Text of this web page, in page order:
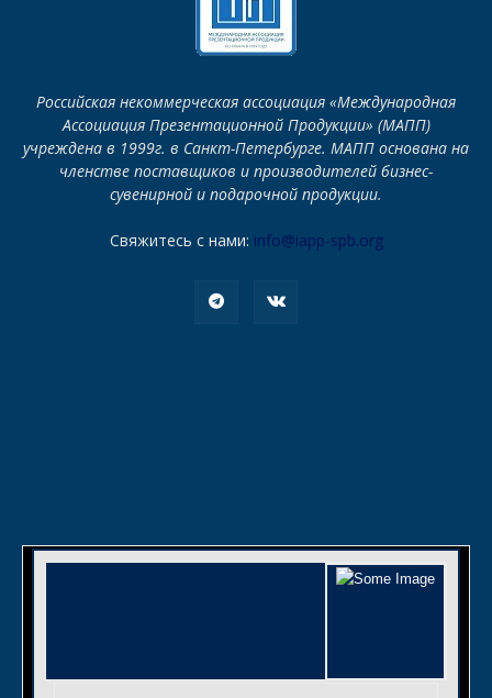
Российская некоммерческая ассоциация «Международная
Ассоциация Презентационной Продукции» (МАПП)
учреждена в 1999г. в Санкт-Петербурге. МАПП основана на
членстве поставщиков и производителей бизнес-
сувенирной и подарочной продукции.
Свяжитесь с нами: info@iapp-spb.org